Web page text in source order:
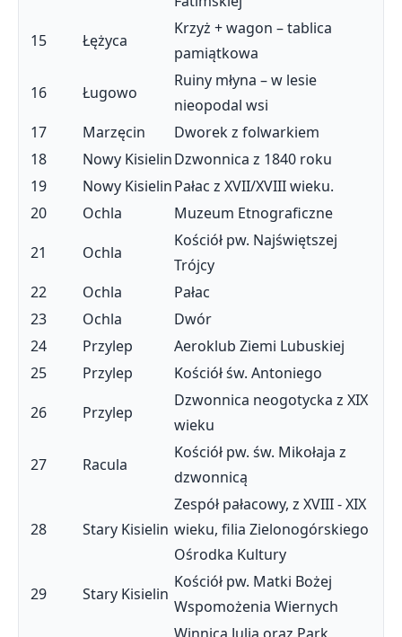
15
Łężyca
Krzyż + wagon – tablica
pamiątkowa
16
Ługowo
Ruiny młyna – w lesie
nieopodal wsi
17
Marzęcin
Dworek z folwarkiem
18
Nowy KisielinDzwonnica z 1840 roku
19
Nowy KisielinPałac z XVII/XVIII wieku.
20
Ochla
Muzeum Etnograficzne
21
Ochla
Kościół pw. Najświętszej
Trójcy
22
Ochla
Pałac
23
Ochla
Dwór
24
Przylep
Aeroklub Ziemi Lubuskiej
25
Przylep
Kościół św. Antoniego
26
Przylep
Dzwonnica neogotycka z XIX
wieku
27
Racula
Kościół pw. św. Mikołaja z
dzwonnicą
28 Stary Kisielin
Zespół pałacowy, z XVIII - XIX
wieku, filia Zielonogórskiego
Ośrodka Kultury
29
Stary Kisielin
Kościół pw. Matki Bożej
Wspomożenia Wiernych